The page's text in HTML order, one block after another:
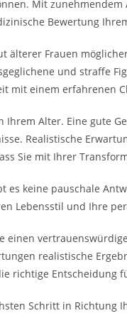
Mit
Bewertung
älterer Frauen
und straffe
mit einem erfahrenen
Ihrem Alter. Eine gute
Realistische
Sie mit Ihrer
es keine pauschale
Lebensstil und Ihre
einen
realistische
richtige Entscheidung
Schritt in Richtung